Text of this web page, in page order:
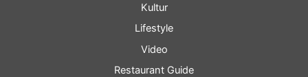
Kultur
Lifestyle
Video
Restaurant Guide